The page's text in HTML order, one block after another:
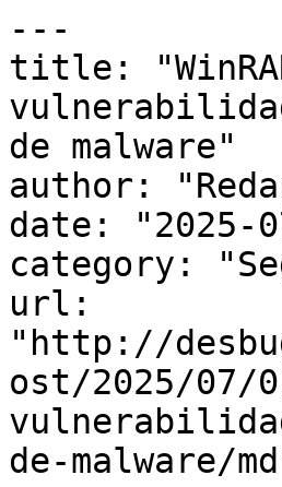
---
title:
de malware"
author:
date: "2025-
category:
url:
"http://
ost/2025/
de-malware/